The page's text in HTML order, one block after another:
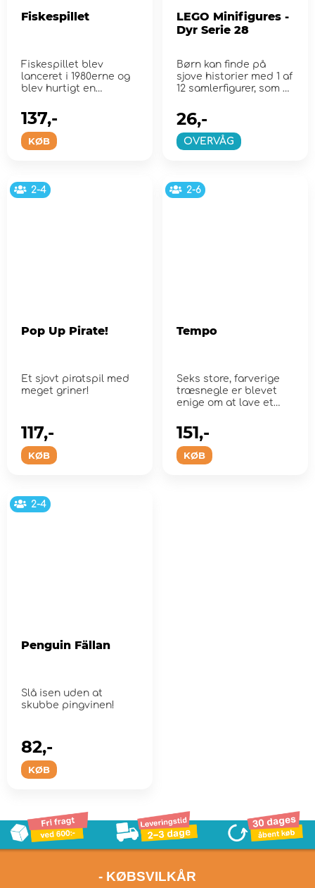
Fiskespillet
Fiskespillet blev
lanceret i 1980erne og
blev hurtigt en
KØB
137,-
LEGO Minifigures -
Dyr Serie 28
Børn kan finde på
sjove historier med 1 af
12 samlerfigurer, som er
OVERVÅG
26,-
2-4
Pop Up Pirate!
Et sjovt piratspil med
meget griner!
KØB
117,-
2-6
Tempo
Seks store, farverige
træsnegle er blevet
enige om at lave et
KØB
151,-
2-4
Penguin Fällan
Slå isen uden at
skubbe pingvinen!
KØB
82,-
- KØBSVILKÅR